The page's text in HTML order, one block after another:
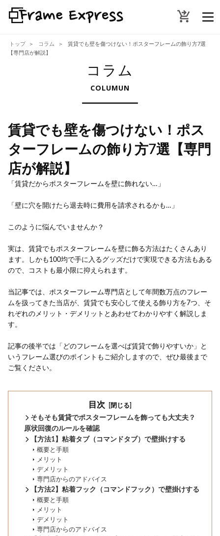
shopping_cart_checkout
トップ コラム
賃貸でも壁を傷つけない！ポスターフレームの飾り方7選
【専門店が解説】
コラム
COLUMUN
賃貸でも壁を傷つけない！ポス
ターフレームの飾り方7選【専門
店が解説】
「賃貸だからポスターフレームを壁に飾れない…」
「壁に穴を開けたら退去時に費用を請求されるかも…」
このように悩んでいませんか？
実は、賃貸でもポスターフレームを壁に飾る方法はたくさんあり
ます。しかも100均で手に入るグッズだけで実現できる方法もある
ので、コストも最小限に抑えられます。
当記事では、ポスターフレーム専門店として年間数万点のフレー
ムを扱ってきた当店が、賃貸でも安心して使える飾り方を7つ、そ
れぞれのメリット・デメリットとあわせてわかりやすく解説しま
す。
記事の後半では「どのフレームを選べば賃貸で飾りやすいか」と
いうフレーム選びのポイントもご紹介しますので、ぜひ最後まで
ご覧ください。
目次
そもそも賃貸でポスターフレームを飾っても大丈夫？
原状回復のルールを確認
【方法1】粘着タブ（コマンドタブ）で壁掛けする
概要と手順
メリット
デメリット
専門店からのアドバイス
【方法2】粘着フック（コマンドフック）で壁掛けする
概要と手順
メリット
デメリット
専門店からのアドバイス